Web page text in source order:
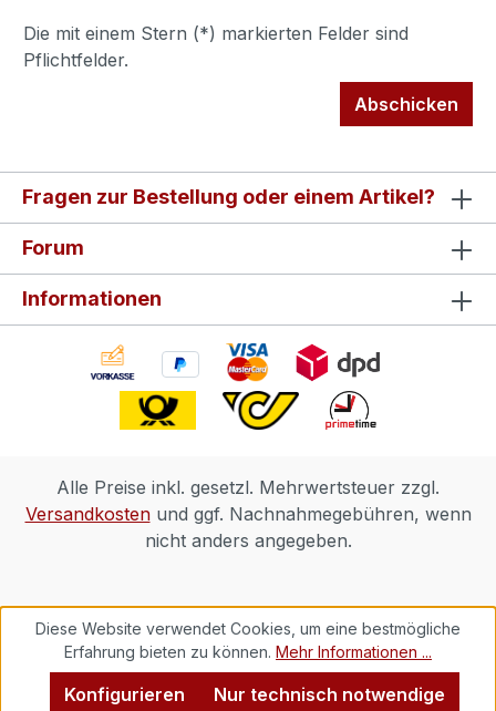
Die mit einem Stern (*) markierten Felder sind
Pflichtfelder.
Abschicken
Fragen zur Bestellung oder einem Artikel?
Forum
Informationen
Alle Preise inkl. gesetzl. Mehrwertsteuer zzgl.
Versandkostenund ggf. Nachnahmegebühren, wenn
nicht anders angegeben.
Diese Website verwendet Cookies, um eine bestmögliche
Erfahrung bieten zu können. Mehr Informationen ...
Nur technisch notwendige
Konfigurieren